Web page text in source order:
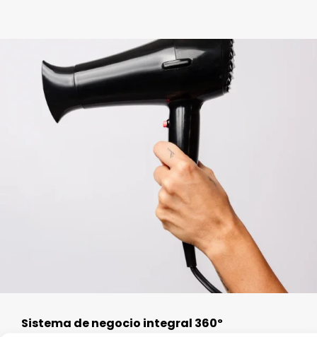
Sistema de negocio integral 360º